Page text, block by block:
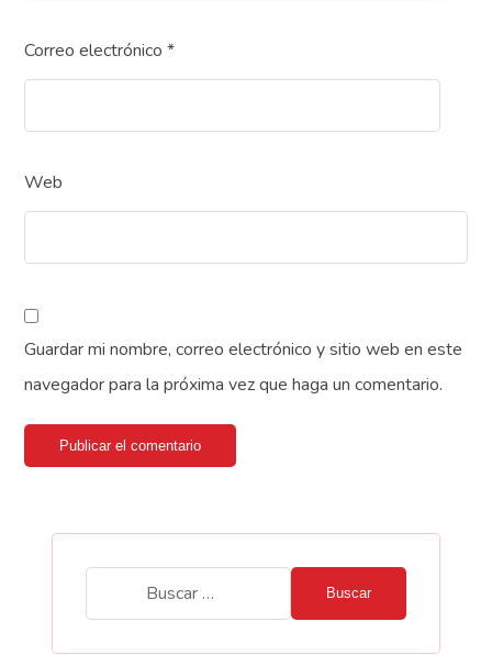
Correo electrónico*
Web
Guardar mi nombre, correo electrónico y sitio web en este
navegador para la próxima vez que haga un comentario.
Publicar el comentario
Buscar